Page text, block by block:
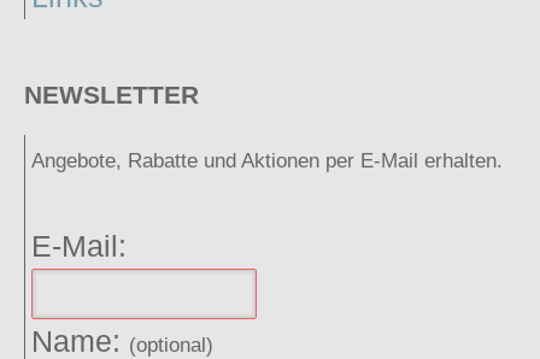
NEWSLETTER
Angebote, Rabatte und Aktionen per E-Mail erhalten.
E-Mail:
Name: (optional)